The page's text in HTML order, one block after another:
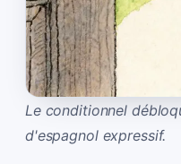
Le conditionnel
d'espagnol expressif.